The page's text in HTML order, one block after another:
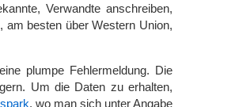
Verwandte anschreiben,
am besten über Western Union,
plumpe Fehlermeldung. Die
Um die Daten zu erhalten,
, wo man sich unter Angabe